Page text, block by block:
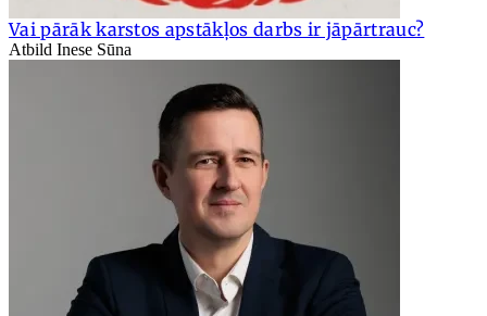
Vai pārāk karstos apstākļos darbs ir jāpārtrauc?
Atbild Inese Sūna